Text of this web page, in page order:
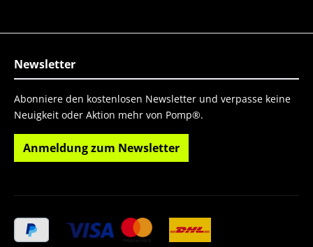
Newsletter
Abonniere den kostenlosen Newsletter und verpasse keine
Neuigkeit oder Aktion mehr von Pomp®.
Anmeldung zum Newsletter